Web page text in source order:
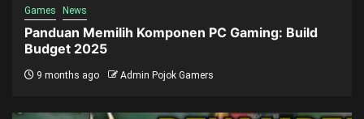
Games News
Panduan Memilih Komponen PC Gaming: Build
Budget 2025
9 months ago Admin Pojok Gamers